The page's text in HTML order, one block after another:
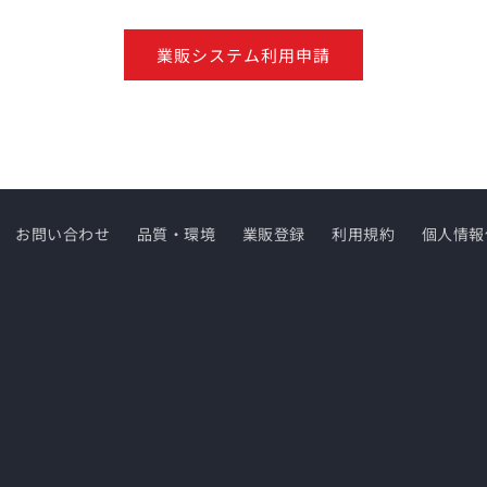
業販システム利用申請
お問い合わせ 品質・環境 業販登録 利用規約 個人情